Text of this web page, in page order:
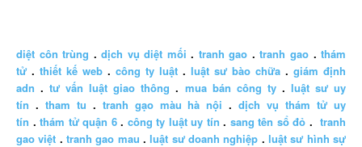
diệt côn trùng .dịch vụ diệt mối . tranh gao .tranh gao .thám
tử . thiết kế web . công ty luật . luật sư bào chữa . giám định
adn .tư vấn luật giao thông . mua bán công ty. luật sư uy
tín . tham tu . tranh gạo màu hà nội .dịch vụ thám tử uy
tín .thám tử quận 6. công ty luật uy tín . sang tên sổ đỏ .tranh
gao việt .tranh gao mau .luật sư doanh nghiệp .luật sư hình sự